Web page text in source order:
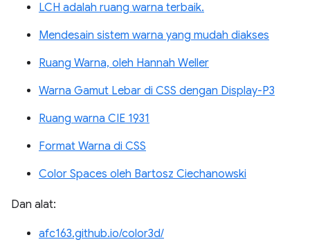
LCH adalah ruang warna terbaik.
Mendesain sistem warna yang mudah diakses
Ruang Warna, oleh Hannah Weller
Warna Gamut Lebar di CSS dengan Display-P3
Ruang warna CIE 1931
Format Warna di CSS
Color Spaces oleh Bartosz Ciechanowski
Dan alat:
afc163.github.io/color3d/